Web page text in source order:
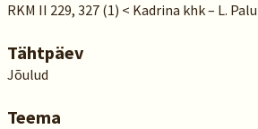
RKM II 229, 327 (1) < Kadrina khk – L.
Tähtpäev
Jõulud
Teema